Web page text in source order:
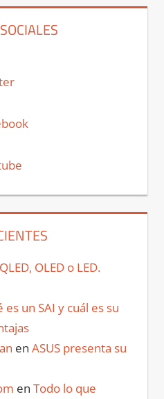
OLED o LED.
es un SAI y cuál es su
en ASUS presenta su
en Todo lo que